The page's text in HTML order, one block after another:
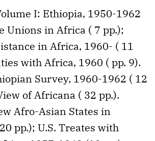
I: Ethiopia, 1950-1962
Unions in Africa ( 7 pp.);
in Africa, 1960- ( 11
with Africa, 1960 ( pp. 9).
Survey, 1960-1962 ( 12
of Africana ( 32 pp.).
Afro-Asian States in
pp.); U.S. Treates with